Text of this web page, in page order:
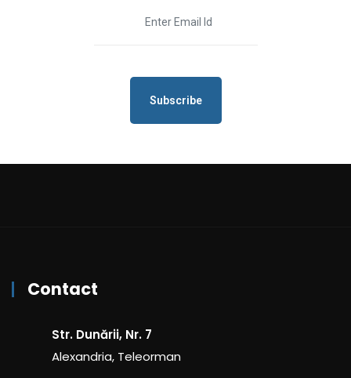
Subscribe
Contact
Str. Dunării, Nr. 7
Alexandria, Teleorman